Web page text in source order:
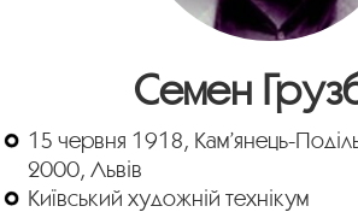
Семен
15 червня 1918, Кам’янець-
2000, Львів
Київський художній технікум